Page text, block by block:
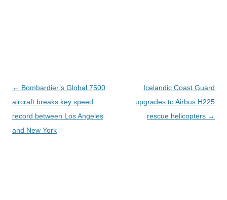
Navegación
de
entradas
← Bombardier’s Global 7500
aircraft breaks key speed
record between Los Angeles
and New York
Icelandic Coast Guard
upgrades to Airbus H225
rescue helicopters →